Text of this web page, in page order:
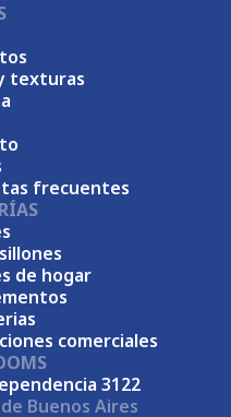
texturas
frecuentes
de hogar
comerciales
3122
Buenos Aires